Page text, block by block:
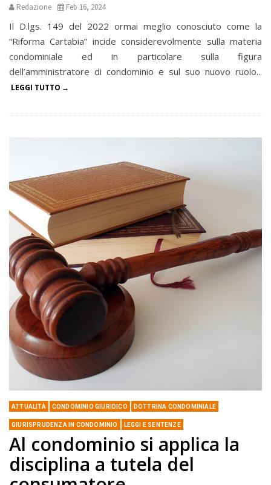
Redazione Feb 16, 2024
Il D.lgs. 149 del 2022 ormai meglio conosciuto come la
“Riforma Cartabia” incide considerevolmente sulla materia
condominiale ed in particolare sulla figura
dell’amministratore di condominio e sul suo nuovo ruolo...
LEGGI TUTTO
ATTUALITÀ CONDOMINIO GIURIDICO DOTTRINA CONDOMINIALE
GIURISPRUDENZA IN CONDOMINIO LEGGI E SENTENZE
Al condominio si applica la
disciplina a tutela del